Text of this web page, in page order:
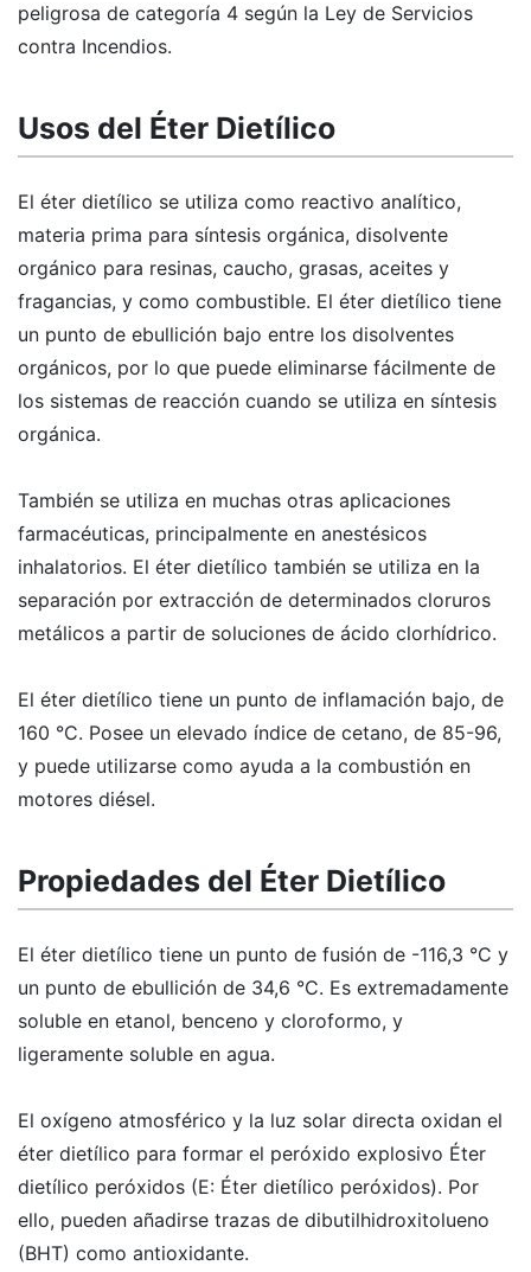
peligrosa de categoría 4 según la Ley de Servicios
contra Incendios.
Usos del Éter Dietílico
El éter dietílico se utiliza como reactivo analítico,
materia prima para síntesis orgánica, disolvente
orgánico para resinas, caucho, grasas, aceites y
fragancias, y como combustible. El éter dietílico tiene
un punto de ebullición bajo entre los disolventes
orgánicos, por lo que puede eliminarse fácilmente de
los sistemas de reacción cuando se utiliza en síntesis
orgánica.
También se utiliza en muchas otras aplicaciones
farmacéuticas, principalmente en anestésicos
inhalatorios. El éter dietílico también se utiliza en la
separación por extracción de determinados cloruros
metálicos a partir de soluciones de ácido clorhídrico.
El éter dietílico tiene un punto de inflamación bajo, de
160 °C. Posee un elevado índice de cetano, de 85-96,
y puede utilizarse como ayuda a la combustión en
motores diésel.
Propiedades del Éter Dietílico
El éter dietílico tiene un punto de fusión de -116,3 °C y
un punto de ebullición de 34,6 °C. Es extremadamente
soluble en etanol, benceno y cloroformo, y
ligeramente soluble en agua.
El oxígeno atmosférico y la luz solar directa oxidan el
éter dietílico para formar el peróxido explosivo Éter
dietílico peróxidos (E: Éter dietílico peróxidos). Por
ello, pueden añadirse trazas de dibutilhidroxitolueno
(BHT) como antioxidante.